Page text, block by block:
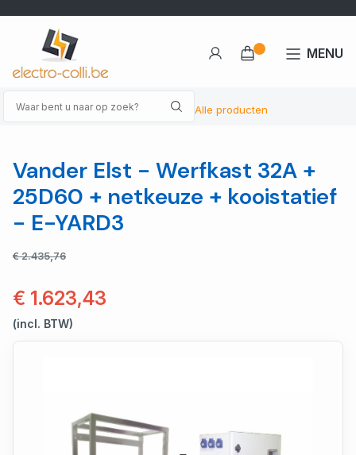
Alle producten
MENU
Vander Elst - Werfkast 32A +
25D60 + netkeuze + kooistatief
- E-YARD3
€ 2.435,76
€ 1.623,43
(incl. BTW)